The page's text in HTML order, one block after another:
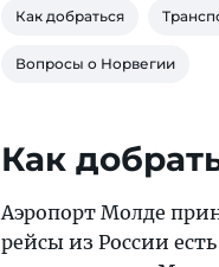
Как добраться
Вопросы о Норвегии
Как
Аэропорт Молде
рейсы из России